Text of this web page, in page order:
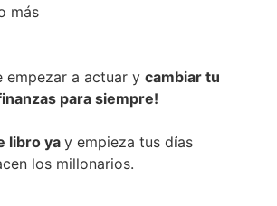
más
empezar a actuar y cambiar tu
para siempre!
libro ya y empieza tus días
los millonarios.